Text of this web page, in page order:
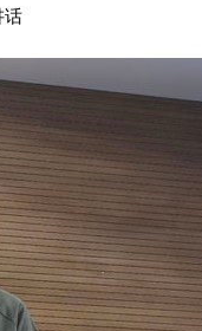
话